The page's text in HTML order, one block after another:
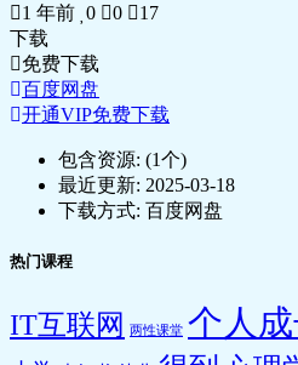
1 年前 0 0
17
下载
免费下载
百度网盘
开通VIP免费下载
包含资源: (1个)
最近更新: 2025-03-18
下载方式: 百度网盘
热门课程
IT互联网 两性课堂 个人